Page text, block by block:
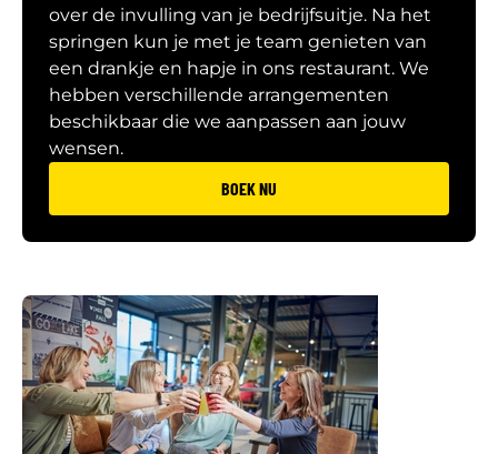
over de invulling van je bedrijfsuitje. Na het
springen kun je met je team genieten van
een drankje en hapje in ons restaurant. We
hebben verschillende arrangementen
beschikbaar die we aanpassen aan jouw
wensen.
BOEK NU